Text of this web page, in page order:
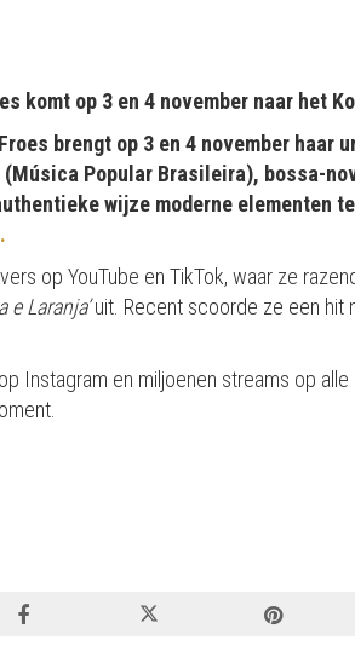
komt op 3 en 4 november naar het
brengt op 3 en 4 november haar
Popular Brasileira), bossa-
wijze moderne elementen
op YouTube en TikTok, waar ze
e Laranja’uit. Recent scoorde ze een hit
Instagram en miljoenen streams op